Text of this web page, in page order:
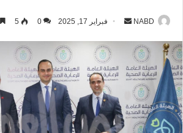
NABD
د
فبراير 17, 2025 0
5